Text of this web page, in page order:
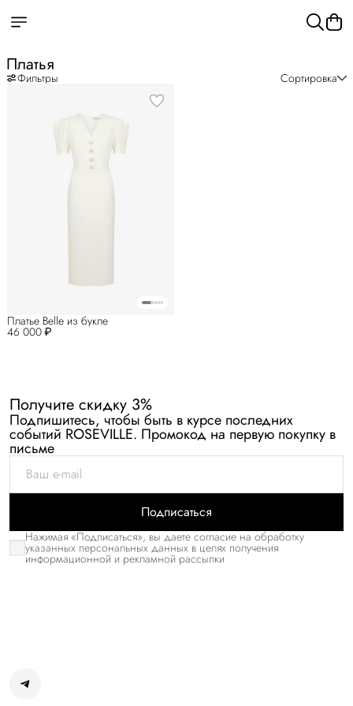
Платья
Фильтры Сортировка
46 000 ₽
Платье Belle из букле
Получите скидку 3%
Подпишитесь, чтобы быть в курсе последних
событий ROSEVILLE. Промокод на первую покупку в
письме
Подписаться
Нажимая «Подписаться», вы даете согласие на обработку
указанных персональных данных в целях получения
информационной и рекламной рассылки